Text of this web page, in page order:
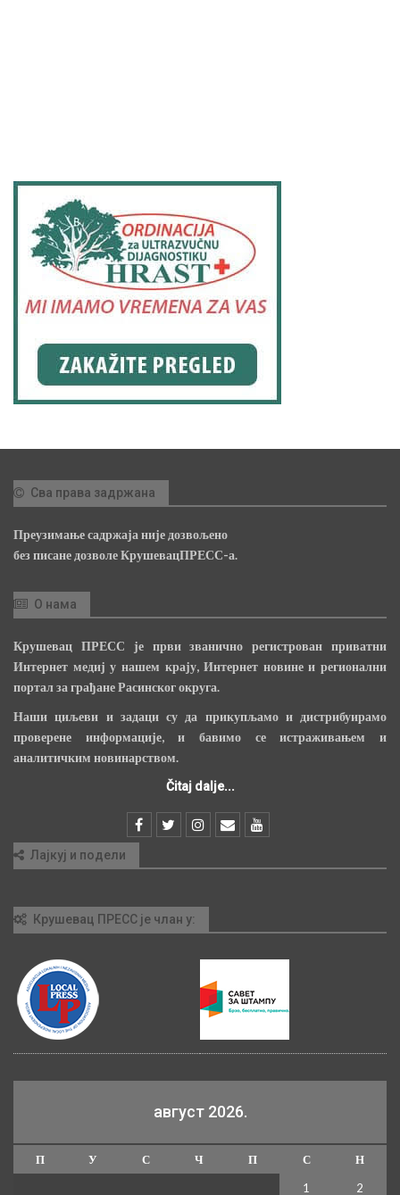
Сва права задржана
Преузимање садржаја није дозвољено
без писане дозволе КрушевацПРЕСС-а.
О нама
Крушевац ПРЕСС је први званично регистрован приватни
Интернет медиј у нашем крају, Интернет новине и регионални
портал за грађане Расинског округа.
Наши циљеви и задаци су да прикупљамо и дистрибуирамо
проверене информације, и бавимо се истраживањем и
аналитичким новинарством.
Čitaj dalje...
Лајкуј и подели
Крушевац ПРЕСС је члан у:
август 2026.
П У С Ч П С
Н
1
2